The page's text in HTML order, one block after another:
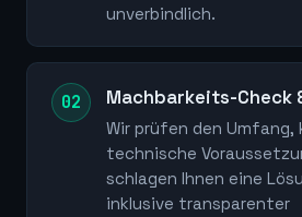
unverbindlich.
Machbarkeits-Check
Wir prüfen den Umfang,
technische
schlagen Ihnen eine
inklusive transparenter